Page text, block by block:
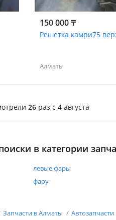
150 000 ₸
Решетка камри75
Алматы
26 раз c 4 августа
в категории
левые фары
фару
Запчасти в Алматы